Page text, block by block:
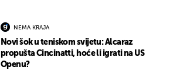
NEMA KRAJA
Novi šok u teniskom svijetu: Alcaraz
propušta Cincinatti, hoće li igrati na US
Openu?